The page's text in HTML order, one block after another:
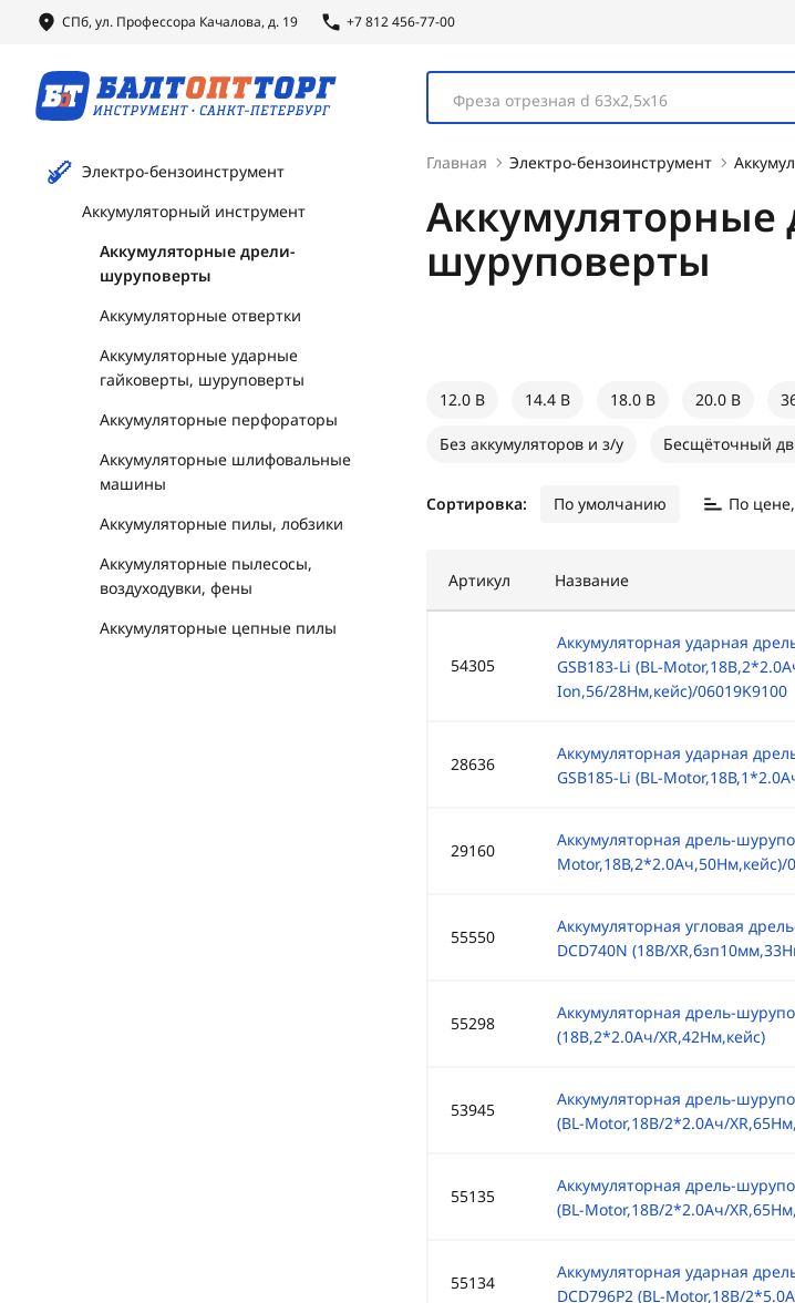
СПб, ул. Профессора Качалова, д. 19 +7 812 456-77-00
Фреза отрезная d 63х2,5х16
Электро-бензоинструмент
Аккумуляторный инструмент
Аккумуляторные дрели-
шуруповерты
Аккумуляторные отвертки
Аккумуляторные ударные
гайковерты, шуруповерты
Аккумуляторные перфораторы
Аккумуляторные шлифовальные
машины
Аккумуляторные пилы, лобзики
Аккумуляторные пылесосы,
воздуходувки, фены
Аккумуляторные цепные пилы
Главная Электро-бензоинструмент
Аккумуляторные
шуруповерты
12.0 В 14.4 В 18.0 В 20.0 В
Без аккумуляторов и з/у Бесщёточный
Сортировка: По умолчанию По
Артикул Название
54305
Аккумуляторная ударная
GSB183-Li (BL-
Ion,56/28Нм,кейс)/06019K9100
28636
Аккумуляторная ударная
GSB185-Li (BL-
29160
Аккумуляторная дрель-
Motor,18В,2*2.0Ач,50Нм,кейс)/
55550
Аккумуляторная угловая
DCD740N (18В/
55298
Аккумуляторная дрель-
(18B,2*2.0Ач/XR,42Нм,кейс)
53945
Аккумуляторная дрель-
(BL-Motor,18B/2*2.0Ач/
55135
Аккумуляторная дрель-
(BL-Motor,18B/2*2.0Ач/
55134
Аккумуляторная ударная
DCD796P2 (BL-Motor,18B/